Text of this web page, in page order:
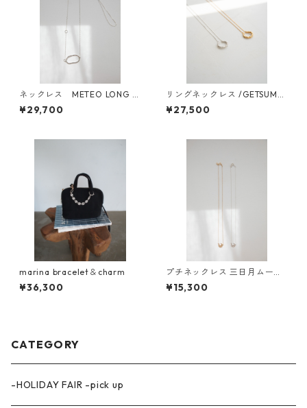
ネックレス METEO LONG N
ECKLACE
¥29,700
リングネックレス /GETSUME
N ring necklace
¥27,500
marina bracelet＆charm
¥36,300
プチネックレス 三日月ムーン/
GETSUMEN petit necklace m
ikazuki moon
¥15,300
CATEGORY
-HOLIDAY FAIR -pick up